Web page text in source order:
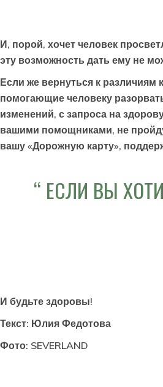
И, порой, хочет человек
эту возможность дать ему не
Если же вернуться к
помогающие человеку
изменений, с запроса на
вашими помощниками, не
вашу «Дорожную карту»,
ЕСЛИ ВЫ
И будьте здоровы!
Текст: Юлия Федотова
Фото: SEVERLAND